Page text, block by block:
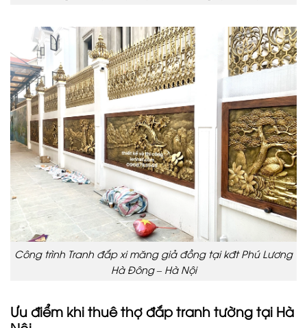
Công trình Tranh đắp xi măng giả đồng tại kđt Phú Lương
Hà Đông – Hà Nội
Ưu điểm khi thuê thợ đắp tranh tường tại Hà